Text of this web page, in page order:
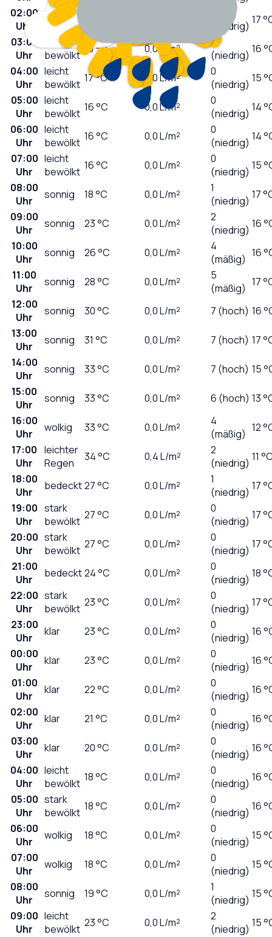
02:00
Uhr
wolkig
(niedrig) 17
03:00
Uhr
leicht
bewölkt
18°C 0,0 L/m²
0
(niedrig) 16
04:00
Uhr
leicht
bewölkt 17°C 0,0L/m²
0
(niedrig) 15
05:00
Uhr
leicht
bewölkt 16°C 0,0L/m²
0
(niedrig) 14
06:00
Uhr
leicht
bewölkt 16°C 0,0L/m²
0
(niedrig) 14
07:00
Uhr
leicht
bewölkt 16°C 0,0L/m²
0
(niedrig) 15
08:00
Uhr
sonnig 18°C 0,0L/m²
1
(niedrig) 17
09:00
Uhr
sonnig 23°C 0,0L/m²
2
(niedrig) 16
10:00
Uhr
sonnig 26°C 0,0L/m²
4
(mäßig) 16
11:00
Uhr
sonnig 28°C 0,0L/m²
5
(mäßig) 17
12:00
Uhr
sonnig 30°C 0,0L/m² 7 (hoch) 16
13:00
Uhr
sonnig 31 °C 0,0L/m² 7 (hoch) 17
14:00
Uhr
sonnig 33°C 0,0L/m² 7 (hoch) 15
15:00
Uhr
sonnig 33°C 0,0L/m² 6 (hoch) 13
16:00
Uhr
wolkig 33°C 0,0L/m²
4
(mäßig) 12
17:00
Uhr
leichter
Regen
34°C 0,4L/m²
2
(niedrig) 11
18:00
Uhr
bedeckt27°C 0,0L/m²
1
(niedrig) 17
19:00
Uhr
stark
bewölkt 27°C 0,0L/m²
0
(niedrig) 17
20:00
Uhr
stark
bewölkt 27°C 0,0L/m²
0
(niedrig) 17
21:00
Uhr
bedeckt24°C 0,0L/m²
0
(niedrig) 18
22:00
Uhr
stark
bewölkt 23°C 0,0L/m²
0
(niedrig) 17
23:00
Uhr
klar 23°C 0,0L/m²
0
(niedrig) 16
00:00
Uhr
klar 23°C 0,0L/m²
0
(niedrig) 16
01:00
Uhr
klar 22°C 0,0L/m²
0
(niedrig) 16
02:00
Uhr
klar 21 °C 0,0L/m²
0
(niedrig) 16
03:00
Uhr
klar 20°C 0,0L/m²
0
(niedrig) 16
04:00
Uhr
leicht
bewölkt 18°C 0,0L/m²
0
(niedrig) 16
05:00
Uhr
stark
bewölkt 18°C 0,0L/m²
0
(niedrig) 16
06:00
Uhr
wolkig 18°C 0,0L/m²
0
(niedrig) 15
07:00
Uhr
wolkig 18°C 0,0L/m²
0
(niedrig) 15
08:00
Uhr
sonnig 19°C 0,0L/m²
1
(niedrig) 15
09:00
Uhr
leicht
bewölkt 23°C 0,0L/m²
2
(niedrig) 15